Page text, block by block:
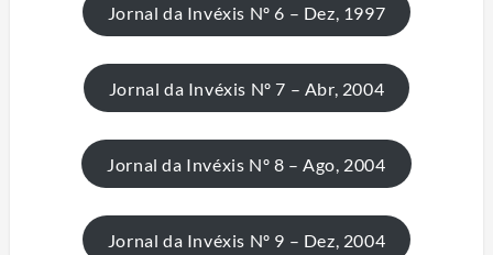
Jornal da Invéxis Nº 6 – Dez, 1997
Jornal da Invéxis Nº 7 – Abr, 2004
Jornal da Invéxis Nº 8 – Ago, 2004
Jornal da Invéxis Nº 9 – Dez, 2004